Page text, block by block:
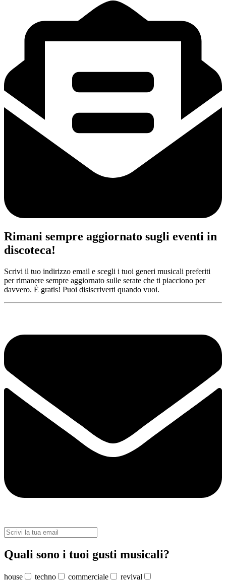
Rimani sempre aggiornato sugli eventi in
discoteca!
Scrivi il tuo indirizzo email e scegli i tuoi generi musicali preferiti
per rimanere sempre aggiornato sulle serate che ti piacciono per
davvero. È gratis! Puoi disiscriverti quando vuoi.
Quali sono i tuoi gusti musicali?
house techno commerciale
revival